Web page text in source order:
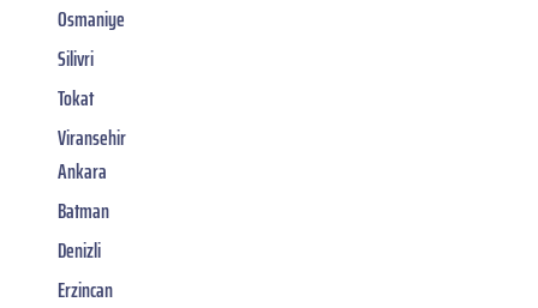
Osmaniye
Silivri
Tokat
Viransehir
Ankara
Batman
Denizli
Erzincan